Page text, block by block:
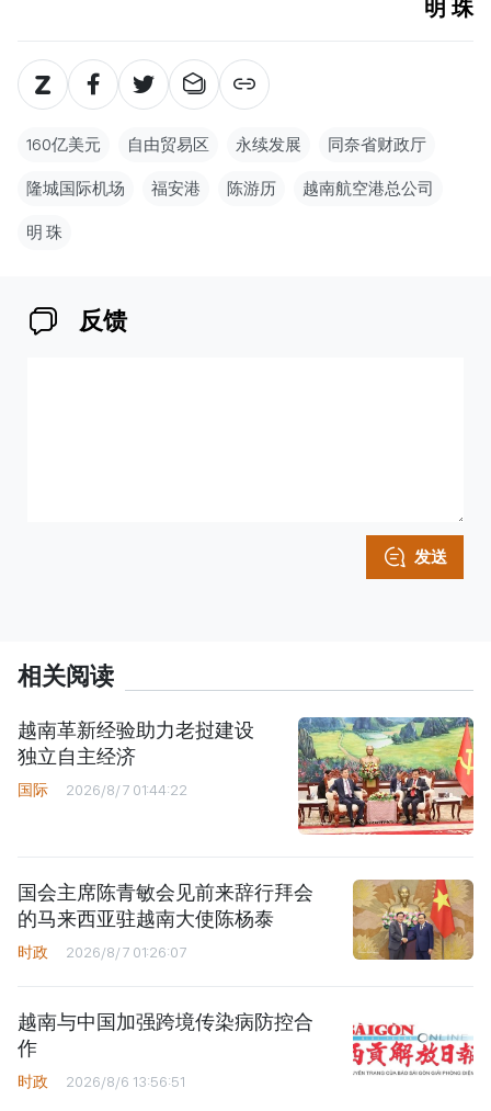
明 珠
160亿美元 自由贸易区 永续发展 同奈省财政厅
隆城国际机场 福安港 陈游历 越南航空港总公司
明 珠
反馈
发送
相关阅读
越南革新经验助力老挝建设
独立自主经济
国际 2026/8/7 01:44:22
国会主席陈青敏会见前来辞行拜会
的马来西亚驻越南大使陈杨泰
时政 2026/8/7 01:26:07
越南与中国加强跨境传染病防控合
作
时政 2026/8/6 13:56:51